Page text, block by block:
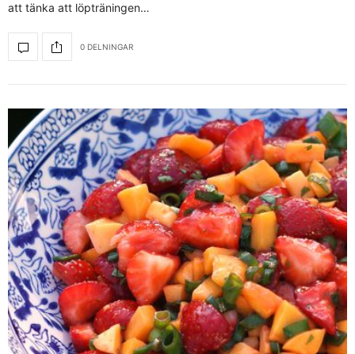
att tänka att löpträningen…
0 DELNINGAR